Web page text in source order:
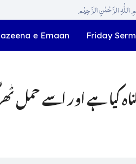
اللّٰہِ الرَّحْمٰنِ الرَّحِیْم
e Emaan Friday